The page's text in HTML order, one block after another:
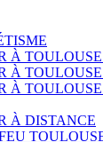
À
À
À TOULOUSE
À DISTANCE